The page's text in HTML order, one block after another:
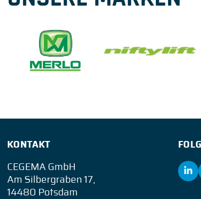
KONTAKT
CEGEMA GmbH
Am Silbergraben 17,
14480 Potsdam